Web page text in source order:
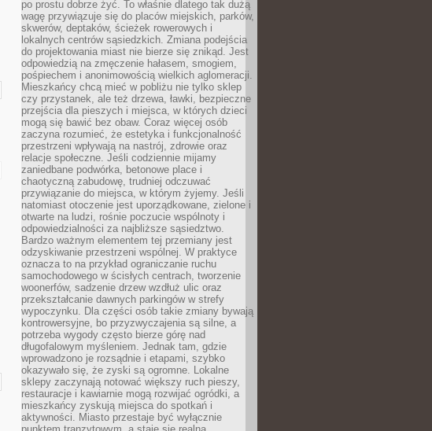
po prostu dobrze żyć. To właśnie dlatego tak dużą
wagę przywiązuje się do placów miejskich, parków,
skwerów, deptaków, ścieżek rowerowych i
lokalnych centrów sąsiedzkich. Zmiana podejścia
do projektowania miast nie bierze się znikąd. Jest
odpowiedzią na zmęczenie hałasem, smogiem,
pośpiechem i anonimowością wielkich aglomeracji.
Mieszkańcy chcą mieć w pobliżu nie tylko sklep
czy przystanek, ale też drzewa, ławki, bezpieczne
przejścia dla pieszych i miejsca, w których dzieci
mogą się bawić bez obaw. Coraz więcej osób
zaczyna rozumieć, że estetyka i funkcjonalność
przestrzeni wpływają na nastrój, zdrowie oraz
relacje społeczne. Jeśli codziennie mijamy
zaniedbane podwórka, betonowe place i
chaotyczną zabudowę, trudniej odczuwać
przywiązanie do miejsca, w którym żyjemy. Jeśli
natomiast otoczenie jest uporządkowane, zielone i
otwarte na ludzi, rośnie poczucie wspólnoty i
odpowiedzialności za najbliższe sąsiedztwo.
Bardzo ważnym elementem tej przemiany jest
odzyskiwanie przestrzeni wspólnej. W praktyce
oznacza to na przykład ograniczanie ruchu
samochodowego w ścisłych centrach, tworzenie
woonerfów, sadzenie drzew wzdłuż ulic oraz
przekształcanie dawnych parkingów w strefy
wypoczynku. Dla części osób takie zmiany bywają
kontrowersyjne, bo przyzwyczajenia są silne, a
potrzeba wygody często bierze górę nad
długofalowym myśleniem. Jednak tam, gdzie
wprowadzono je rozsądnie i etapami, szybko
okazywało się, że zyski są ogromne. Lokalne
sklepy zaczynają notować większy ruch pieszy,
restauracje i kawiarnie mogą rozwijać ogródki, a
mieszkańcy zyskują miejsca do spotkań i
aktywności. Miasto przestaje być wyłącznie